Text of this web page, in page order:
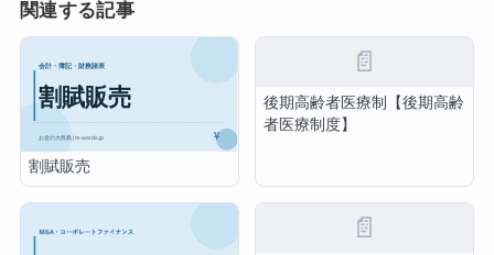
関連する記事
割賦販売
📄
後期高齢者医療制【後期高齢
者医療制度】
📄